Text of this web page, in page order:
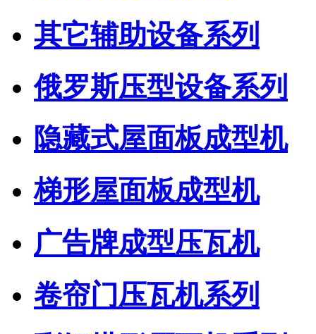
其它辅助设备系列
俄罗斯压型设备系列
隐藏式屋面板成型机
梯形屋面板成型机
广告牌成型压瓦机
卷帘门压瓦机系列